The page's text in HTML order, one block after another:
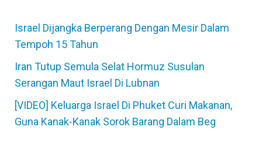
Israel Dijangka Berperang Dengan Mesir Dalam
Tempoh 15 Tahun
Iran Tutup Semula Selat Hormuz Susulan
Serangan Maut Israel Di Lubnan
[VIDEO] Keluarga Israel Di Phuket Curi Makanan,
Guna Kanak-Kanak Sorok Barang Dalam Beg